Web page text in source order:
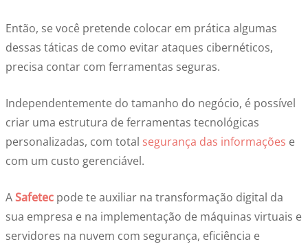
Então, se você pretende colocar em prática algumas
dessas táticas de como evitar ataques cibernéticos,
precisa contar com ferramentas seguras.
Independentemente do tamanho do negócio, é possível
criar uma estrutura de ferramentas tecnológicas
personalizadas, com total segurança das informações e
com um custo gerenciável.
ASafetec pode te auxiliar na transformação digital da
sua empresa e na implementação de máquinas virtuais e
servidores na nuvem com segurança, eficiência e